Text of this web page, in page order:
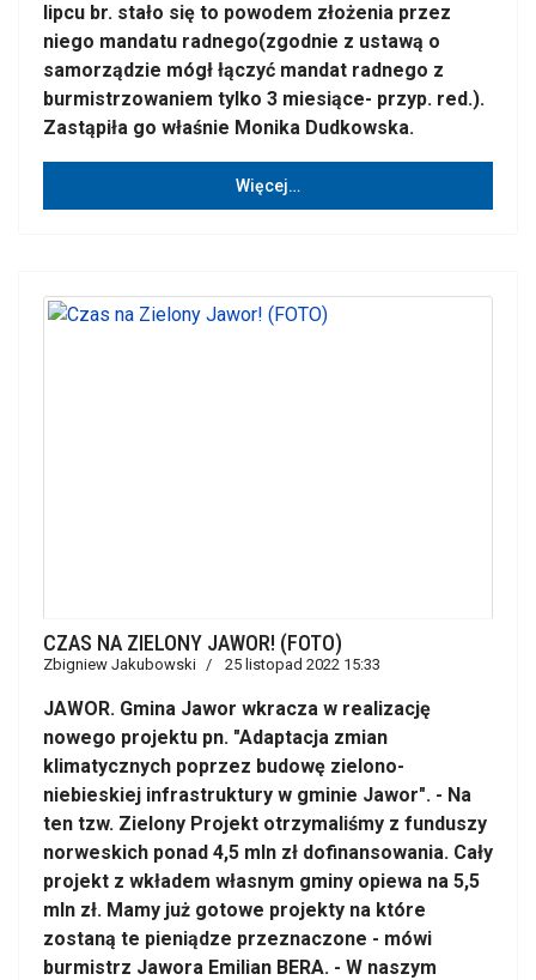
lipcu br. stało się to powodem złożenia przez
niego mandatu radnego(zgodnie z ustawą o
samorządzie mógł łączyć mandat radnego z
burmistrzowaniem tylko 3 miesiące- przyp. red.).
Zastąpiła go właśnie Monika Dudkowska.
Więcej…
CZAS NA ZIELONY JAWOR! (FOTO)
Zbigniew Jakubowski 25 listopad 2022 15:33
JAWOR. Gmina Jawor wkracza w realizację
nowego projektu pn. "Adaptacja zmian
klimatycznych poprzez budowę zielono-
niebieskiej infrastruktury w gminie Jawor". - Na
ten tzw. Zielony Projekt otrzymaliśmy z funduszy
norweskich ponad 4,5 mln zł dofinansowania. Cały
projekt z wkładem własnym gminy opiewa na 5,5
mln zł. Mamy już gotowe projekty na które
zostaną te pieniądze przeznaczone - mówi
burmistrz Jawora Emilian BERA. - W naszym